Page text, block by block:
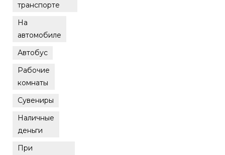
транспорте
На
автомобиле
Автобус
Рабочие
комнаты
Сувениры
Наличные
деньги
При